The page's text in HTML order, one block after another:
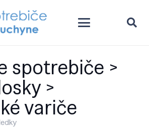
spotrebiče >
>
variče